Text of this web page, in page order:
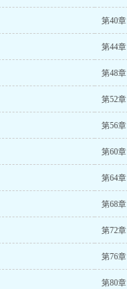
第40章
第44章
第48章
第52章
第56章
第60章
第64章
第68章
第72章
第76章
第80章